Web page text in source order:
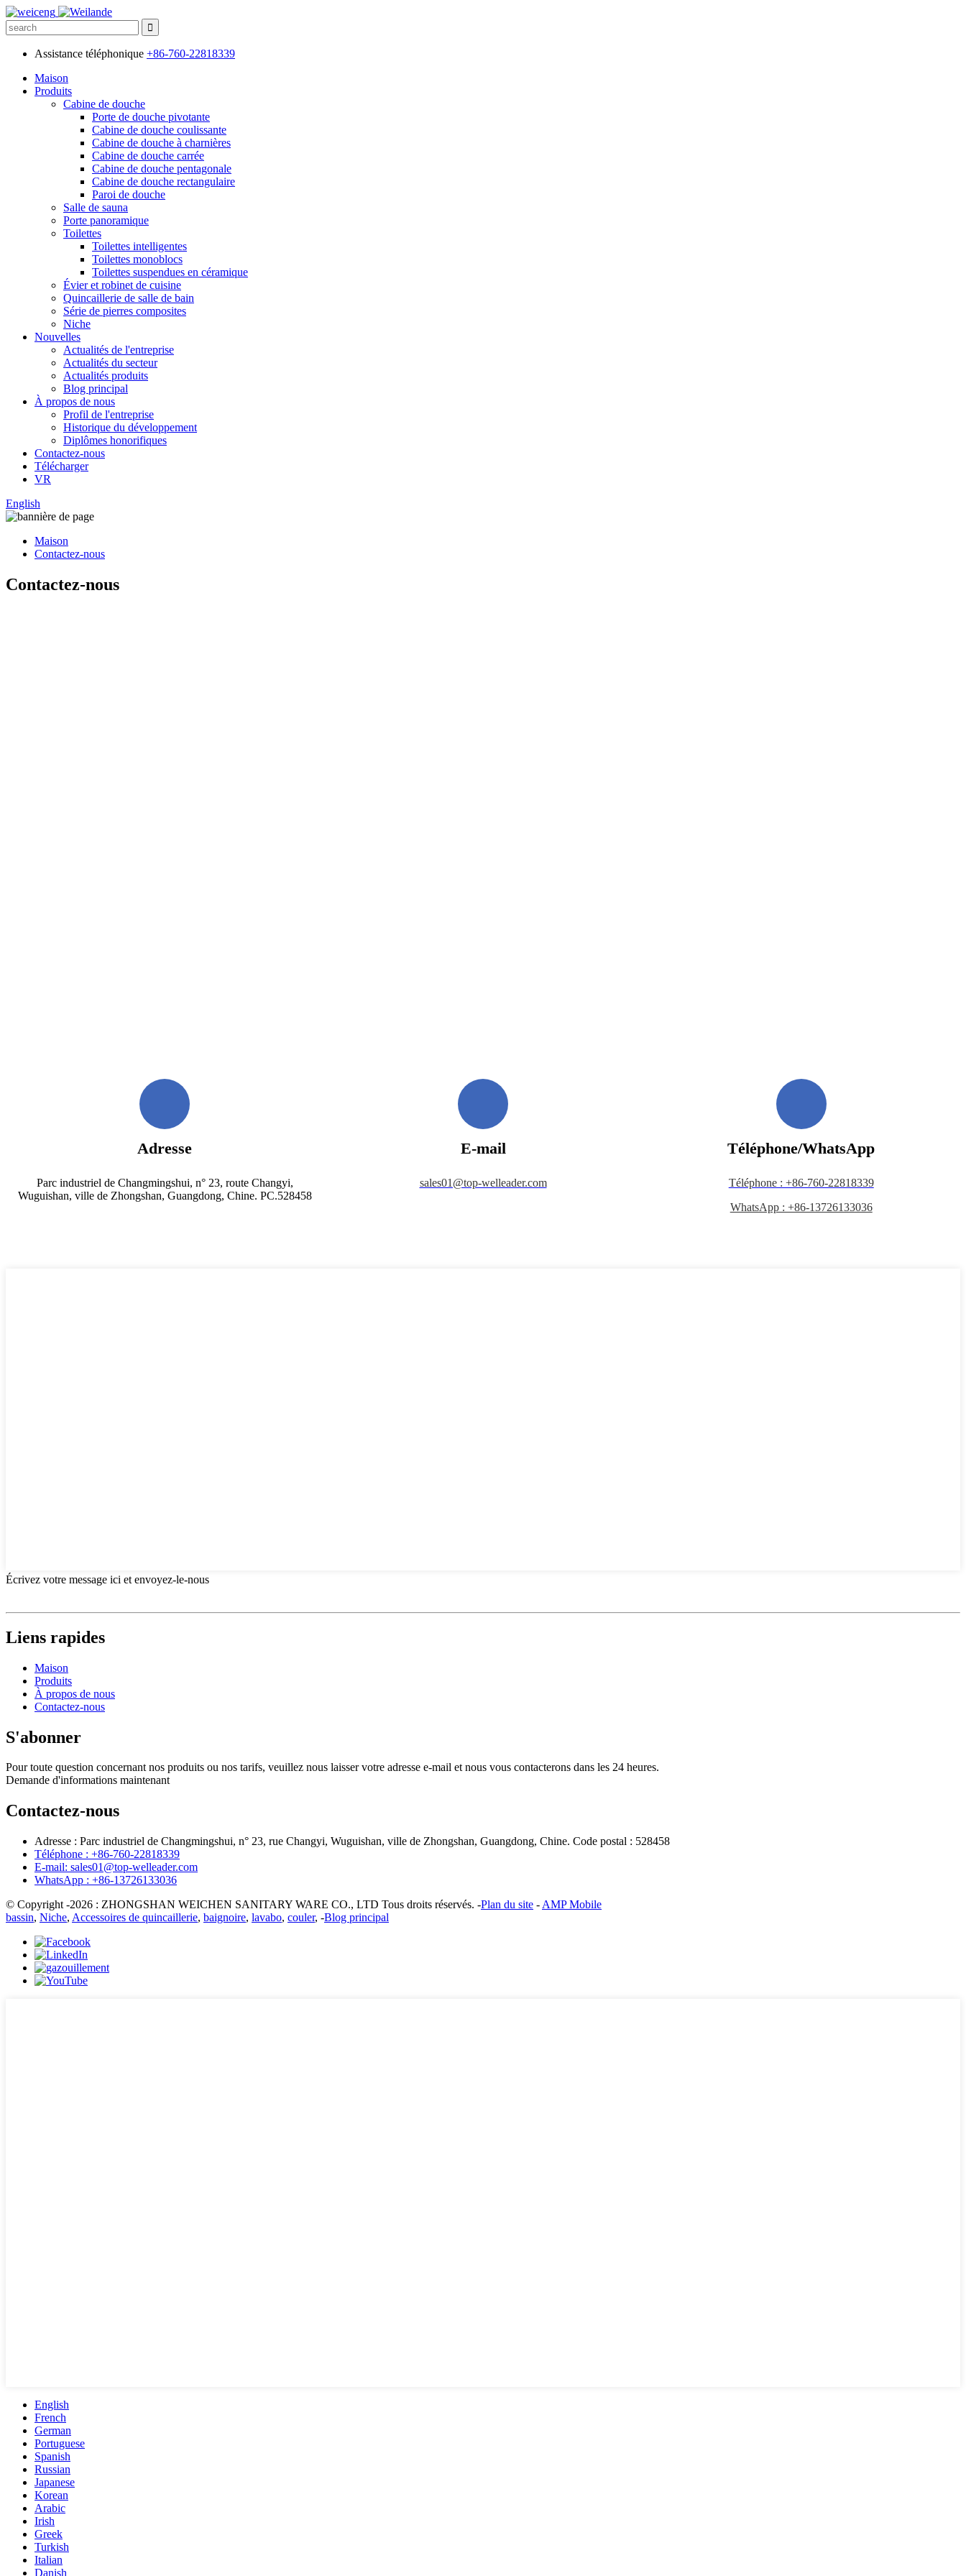
Assistance téléphonique +86-760-22818339
Maison
Produits
Cabine de douche
Porte de douche pivotante
Cabine de douche coulissante
Cabine de douche à charnières
Cabine de douche carrée
Cabine de douche pentagonale
Cabine de douche rectangulaire
Paroi de douche
Salle de sauna
Porte panoramique
Toilettes
Toilettes intelligentes
Toilettes monoblocs
Toilettes suspendues en céramique
Évier et robinet de cuisine
Quincaillerie de salle de bain
Série de pierres composites
Niche
Nouvelles
Actualités de l'entreprise
Actualités du secteur
Actualités produits
Blog principal
À propos de nous
Profil de l'entreprise
Historique du développement
Diplômes honorifiques
Contactez-nous
Télécharger
VR
English
Maison
Contactez-nous
Contactez-nous
Adresse
Parc industriel de Changmingshui, n° 23, route Changyi,
Wuguishan, ville de Zhongshan, Guangdong, Chine. PC.528458
E-mail
sales01@top-welleader.com
Téléphone/WhatsApp
Téléphone : +86-760-22818339
WhatsApp : +86-13726133036
Écrivez votre message ici et envoyez-le-nous
Liens rapides
Maison
Produits
À propos de nous
Contactez-nous
S'abonner
Pour toute question concernant nos produits ou nos tarifs, veuillez nous laisser votre adresse e-mail et nous vous contacterons dans les 24 heures.
Demande d'informations maintenant
Contactez-nous
Adresse : Parc industriel de Changmingshui, n° 23, rue Changyi, Wuguishan, ville de Zhongshan, Guangdong, Chine. Code postal : 528458
Téléphone : +86-760-22818339
E-mail: sales01@top-welleader.com
WhatsApp : +86-13726133036
© Copyright -2026 : ZHONGSHAN WEICHEN SANITARY WARE CO., LTD Tous droits réservés. -Plan du site - AMP Mobile
bassin, Niche, Accessoires de quincaillerie, baignoire, lavabo, couler, -Blog principal
English
French
German
Portuguese
Spanish
Russian
Japanese
Korean
Arabic
Irish
Greek
Turkish
Italian
Danish